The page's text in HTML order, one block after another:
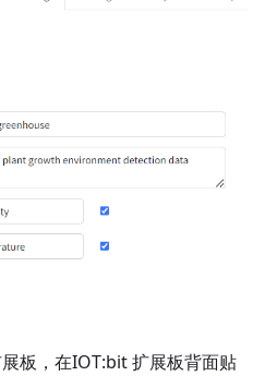
板，在IOT:bit 扩展板背面贴